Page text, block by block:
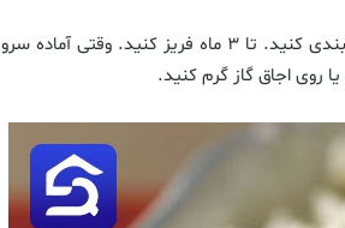
* برای یخ زدن پوره سیب زمینی، آن ها را له کنید و سپس در ظرف دربسته بسته بندی کنید. تا ۳ ماه فریز کنید. وقتی آماده سرو
روی اجاق گاز گرم کنید.